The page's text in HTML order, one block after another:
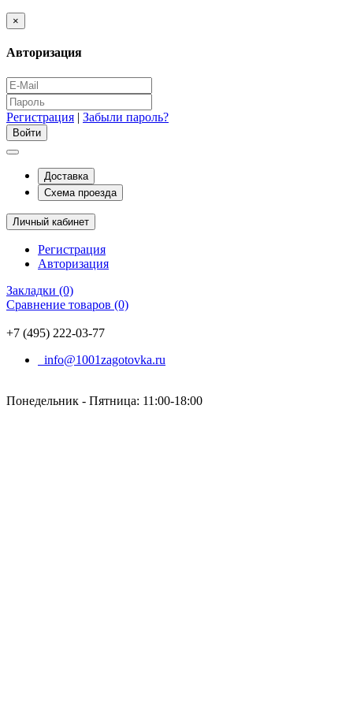
×
Авторизация
Регистрация | Забыли пароль?
Доставка
Схема проезда
Личный кабинет
Регистрация
Авторизация
Закладки (0)
Сравнение товаров (0)
+7 (495) 222-03-77
info@1001zagotovka.ru
Понедельник - Пятница: 11:00-18:00